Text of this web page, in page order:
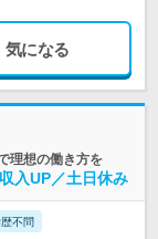
気になる
理想の働き方を
入UP／土日休み
不問